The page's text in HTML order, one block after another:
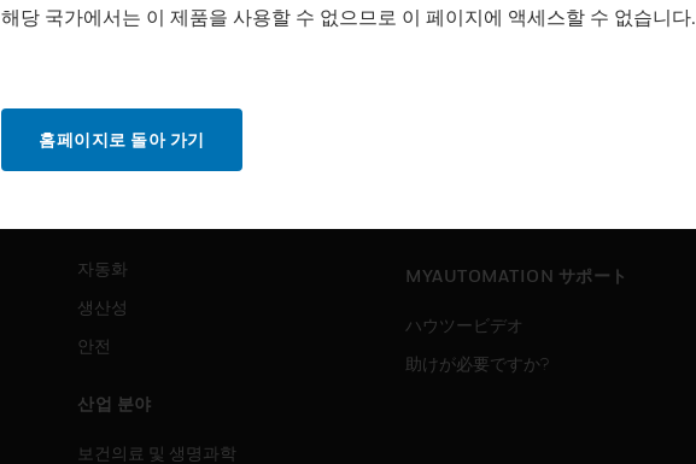
소프트웨어
생산성
안전
자동화
생산성
안전
산업 분야
보건의료 및 생명과학
구매처
MYAUTOMATION サポート
ハウツービデオ
助けが必要ですか?
해당 국가에서는 이 제품을 사용할 수 없으므로 이 페이지에 액세스할 수 없습니다.
홈페이지로 돌아 가기